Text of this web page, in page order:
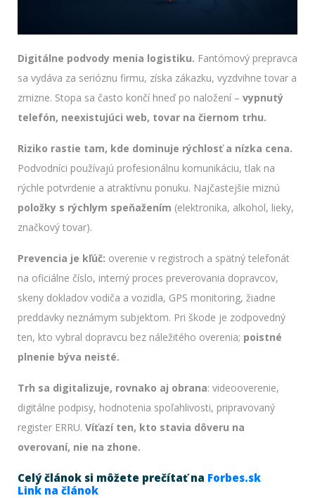
Digitálne podvody menia logistiku. Fantómový prepravca
sa vydáva za serióznu firmu, získa zákazku, vyzdvihne tovar a
zmizne. Stopa sa často končí hneď po naložení – vypnutý
telefón, neexistujúci web, tovar na čiernom trhu.
Riziko rastie tam, kde dominuje rýchlosť a nízka cena.
Podvodníci používajú profesionálnu komunikáciu, tlak na
rýchle potvrdenie a atraktívnu ponuku. Najčastejšie miznú
položky s rýchlym speňažením (elektronika, alkohol, lieky,
značkový tovar).
Prevencia je kľúč: overenie v registroch a spätný telefonát
na oficiálne číslo, interný proces preverovania dopravcov,
skeny dokladov vodiča a vozidla, GPS monitoring, žiadne
preddavky neznámym subjektom. Pri škode je zodpovedný
ten, kto vybral dopravcu bez náležitého overenia; poistné
plnenie býva neisté.
Trh sa digitalizuje, rovnako aj obrana: videooverenie,
digitálne podpisy, hodnotenia spoľahlivosti, pripravovaný
register ERRU. Víťazí ten, kto stavia dôveru na
overovaní, nie na zhone.
Celý článok si môžete prečítať na Forbes.sk
Link na článok